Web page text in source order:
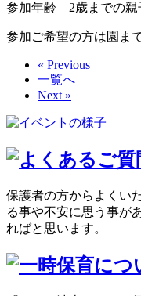
参加年齢 2歳までの親
参加ご希望の方は園ま
« Previous
一覧へ
Next »
保護者の方からよくい
る事や不安に思う事が
ればと思います。